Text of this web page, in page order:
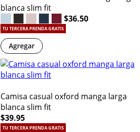
blanca slim fit
$36.50
TU TERCERA PRENDA GRATIS
Agregar
Camisa casual oxford manga larga
blanca slim fit
$39.95
TU TERCERA PRENDA GRATIS